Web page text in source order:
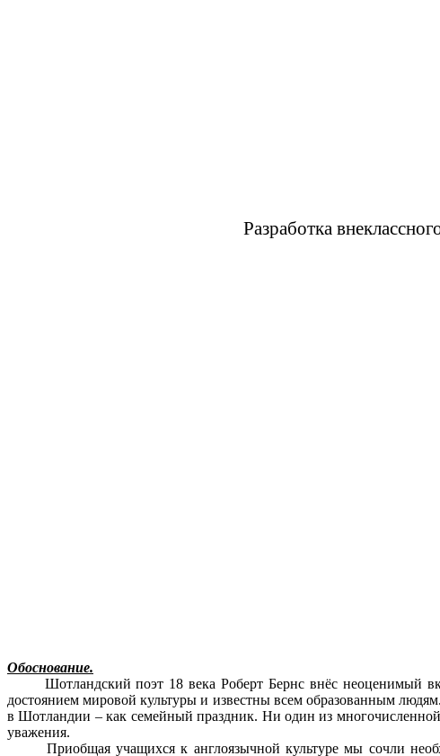
Разработка
Обоснование.
Шотландский поэт 18 века Роберт Бернс внёс неоценимый
достоянием мировой культуры и известны всем образованным
в Шотландии – как семейный праздник. Ни один из
уважения.
Приобщая учащихся к англоязычной культуре мы сочли